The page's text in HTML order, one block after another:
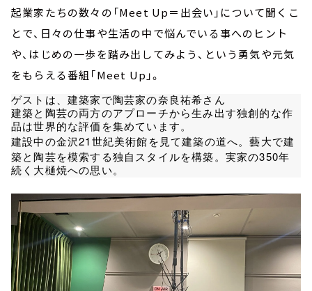
起業家たちの数々の「Meet Up＝出会い」について聞くこ
とで、日々の仕事や生活の中で悩んでいる事へのヒント
や、はじめの一歩を踏み出してみよう、という勇気や元気
をもらえる番組「Meet Up」。
ゲストは、建築家で陶芸家の奈良祐希さん
建築と陶芸の両方のアプローチから生み出す独創的な作
品は世界的な評価を集めています。
建設中の金沢21 世紀美術館を見て建築の道へ。藝大で建
築と陶芸を模索する独自スタイルを構築。実家の350年
続く大樋焼への思い。